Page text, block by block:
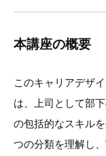
本講座の概要
このキャリアデザ
は、上司として部
の包括的なスキル
つの分類を理解し